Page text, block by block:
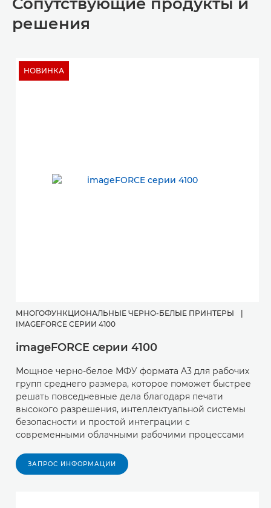
решения
НОВИНКА
МНОГОФУНКЦИОНАЛЬНЫЕ ЧЕРНО-БЕЛЫЕ ПРИНТЕРЫ
|
IMAGEFORCE СЕРИИ 4100
imageFORCE серии 4100
Мощное черно-белое МФУ формата A3 для рабочих
групп среднего размера, которое поможет быстрее
решать повседневные дела благодаря печати
высокого разрешения, интеллектуальной системы
безопасности и простой интеграции с
современными облачными рабочими процессами
ЗАПРОС ИНФОРМАЦИИ